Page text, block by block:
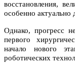
восстановления,
особенно актуально
Однако, прогресс
первого
начало нового
роботических